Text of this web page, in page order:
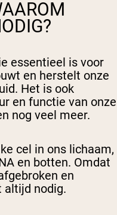
essentieel is voor
en herstelt onze
Het is ook
en functie van onze
nog veel meer.
cel in ons lichaam,
en botten. Omdat
en
altijd nodig.